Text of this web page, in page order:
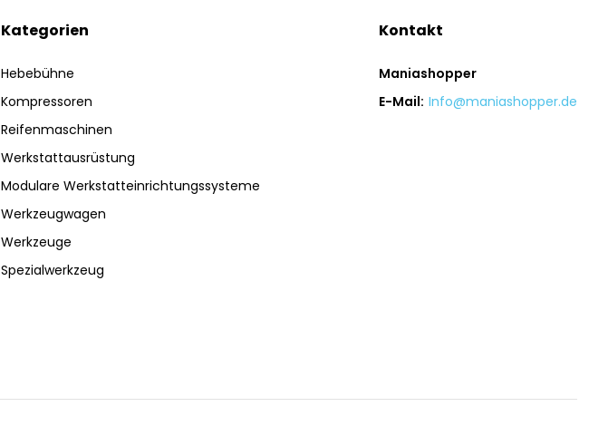
Kategorien
Hebebühne
Kompressoren
Reifenmaschinen
Werkstattausrüstung
Modulare Werkstatteinrichtungssysteme
Werkzeugwagen
Werkzeuge
Spezialwerkzeug
Kontakt
Maniashopper
E-Mail: Info@maniashopper.de